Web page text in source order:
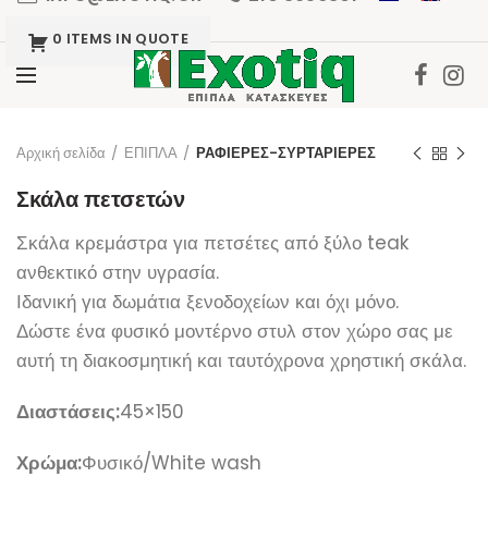
0 ITEMS IN QUOTE
Click to enlarge
Αρχική σελίδα ΕΠΙΠΛΑ ΡΑΦΙΕΡΕΣ-ΣΥΡΤΑΡΙΕΡΕΣ
Σκάλα πετσετών
Σκάλα κρεμάστρα για πετσέτες από ξύλο teak
ανθεκτικό στην υγρασία.
Ιδανική για δωμάτια ξενοδοχείων και όχι μόνο.
Δώστε ένα φυσικό μοντέρνο στυλ στον χώρο σας με
αυτή τη διακοσμητική και ταυτόχρονα χρηστική σκάλα.
Διαστάσεις:45×150
Χρώμα:Φυσικό/White wash